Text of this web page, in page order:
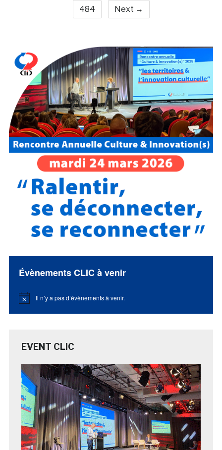
484 Next →
Évènements CLIC à venir
Notice Il n’y a pas d’évènements à venir.
EVENT CLIC